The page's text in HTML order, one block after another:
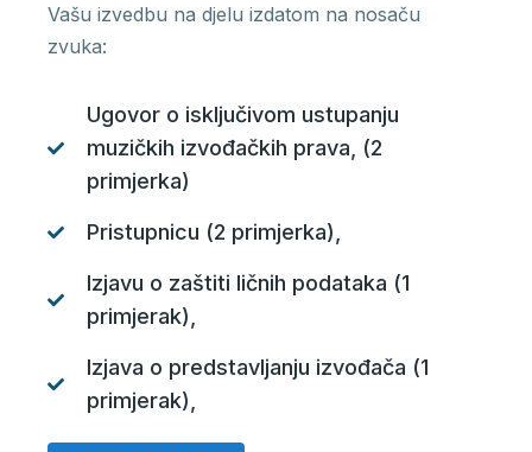
Vašu izvedbu na djelu izdatom na nosaču
zvuka:
Ugovor o isključivom ustupanju
muzičkih izvođačkih prava, (2
primjerka)
Pristupnicu (2 primjerka),
Izjavu o zaštiti ličnih podataka (1
primjerak),
Izjava o predstavljanju izvođača (1
primjerak),